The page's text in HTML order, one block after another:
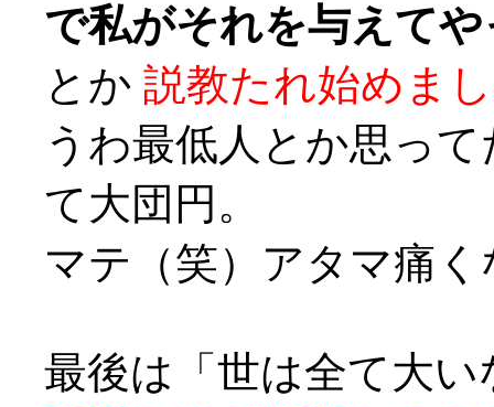
で私がそれを与えて
とか 説教たれ始めま
うわ最低人とか思っ
て大団円。
マテ（笑）アタマ痛
最後は「世は全て大